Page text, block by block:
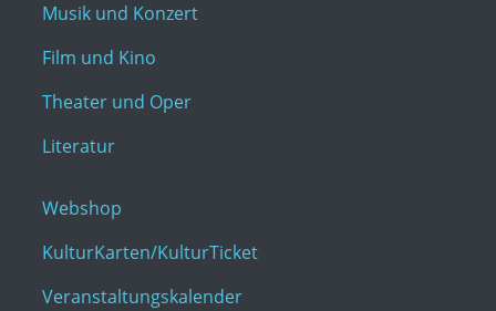
Musik und Konzert
Film und Kino
Theater und Oper
Literatur
Webshop
KulturKarten/KulturTicket
Veranstaltungskalender